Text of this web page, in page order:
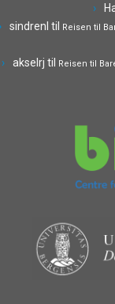
sindrenl til Reisen til
akselrj til Reisen til